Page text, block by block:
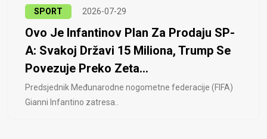
SPORT 2026-07-29
Ovo Je Infantinov Plan Za Prodaju SP-
A: Svakoj Državi 15 Miliona, Trump Se
Povezuje Preko Zeta...
Predsjednik Međunarodne nogometne federacije (FIFA)
Gianni Infantino zatresa..